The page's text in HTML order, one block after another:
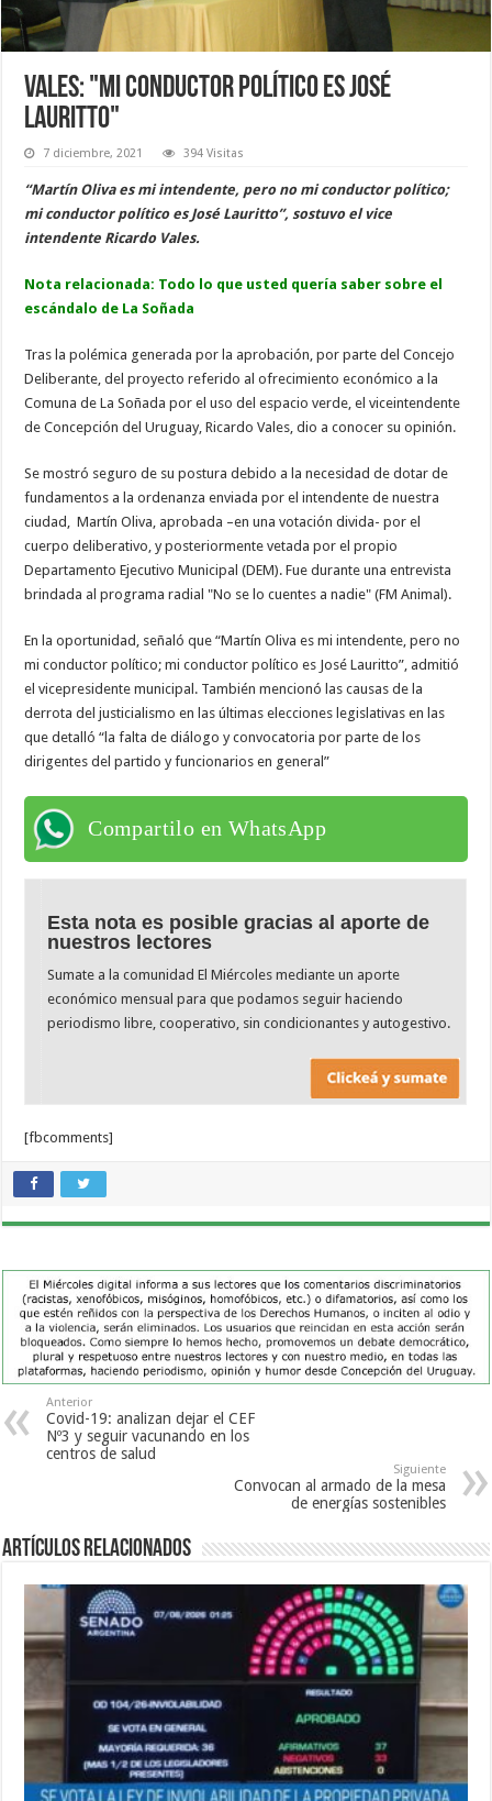
Vales: "Mi conductor político es José
Lauritto"
7 diciembre, 2021 394 Visitas
“Martín Oliva es mi intendente, pero no mi conductor político;
mi conductor político es José Lauritto”, sostuvo el vice
intendente Ricardo Vales.
Nota relacionada: Todo lo que usted quería saber sobre el
escándalo de La Soñada
Tras la polémica generada por la aprobación, por parte del Concejo
Deliberante, del proyecto referido al ofrecimiento económico a la
Comuna de La Soñada por el uso del espacio verde, el viceintendente
de Concepción del Uruguay, Ricardo Vales, dio a conocer su opinión.
Se mostró seguro de su postura debido a la necesidad de dotar de
fundamentos a la ordenanza enviada por el intendente de nuestra
ciudad, Martín Oliva, aprobada –en una votación divida- por el
cuerpo deliberativo, y posteriormente vetada por el propio
Departamento Ejecutivo Municipal (DEM). Fue durante una entrevista
brindada al programa radial "No se lo cuentes a nadie" (FM Animal).
En la oportunidad, señaló que “Martín Oliva es mi intendente, pero no
mi conductor político; mi conductor político es José Lauritto”, admitió
el vicepresidente municipal. También mencionó las causas de la
derrota del justicialismo en las últimas elecciones legislativas en las
que detalló “la falta de diálogo y convocatoria por parte de los
dirigentes del partido y funcionarios en general”
Compartilo en WhatsApp
Esta nota es posible gracias al aporte de
nuestros lectores
Sumate a la comunidad El Miércoles mediante un aporte
económico mensual para que podamos seguir haciendo
periodismo libre, cooperativo, sin condicionantes y autogestivo.
[fbcomments]
Anterior
Covid-19: analizan dejar el CEF
Nº3 y seguir vacunando en los
centros de salud
Siguiente
Convocan al armado de la mesa
de energías sostenibles
Artículos Relacionados